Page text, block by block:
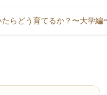
たらどう育てるか？〜大学編